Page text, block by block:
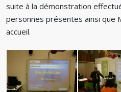
suite à la démonstration
personnes présentes ainsi que
accueil.